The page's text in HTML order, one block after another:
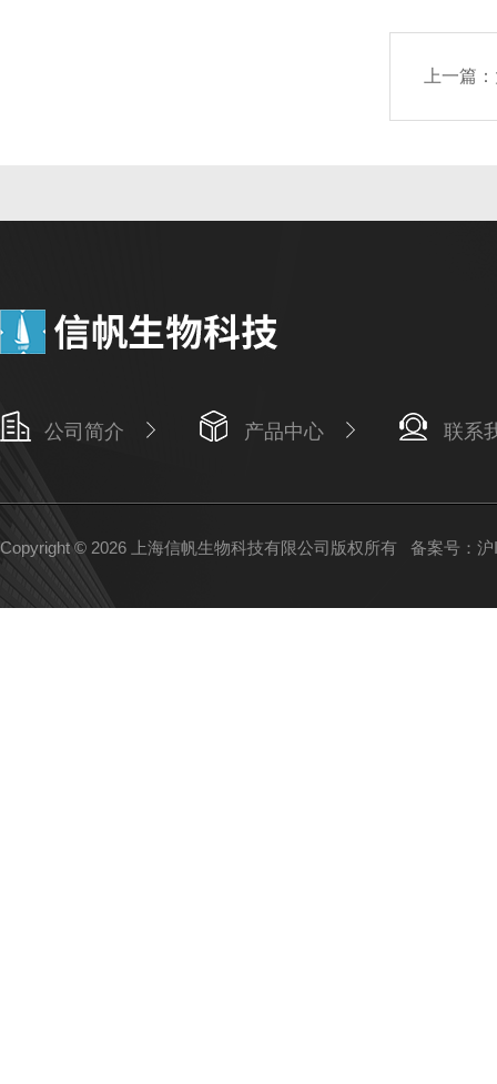
上一篇：
公司简介 产品中心 联系
Copyright © 2026 上海信帆生物科技有限公司版权所有 备案号：